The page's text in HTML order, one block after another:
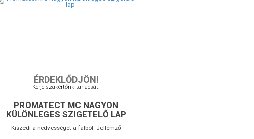
Promatect-MCa falbelső oldaliszigetelésével
gyorsan és költségtakarékosan tud:
-a helyiségeket anedvességkiszárítás után hamar
újrahasználni, -kiegyenlített helyiségklímát kialakítani
Belső oldali hőszigetelés Penészedés elleni
ÉRDEKLŐDJÖN!
Kérje szakértőnk tanácsát!
PROMATECT MC NAGYON
KÜLÖNLEGES SZIGETELŐ LAP
Kiszedi a nedvességet a falból. Jellemző